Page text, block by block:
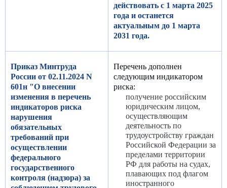
действовать с 1 марта 2025
года и останется
актуальным до 1 марта
2031 года.
Приказ Минтруда
России от 02.11.2024 N
601н "О внесении
изменения в перечень
индикаторов риска
нарушения
обязательных
требований при
осуществлении
федерального
государственного
контроля (надзора) за
Перечень дополнен
следующим индикатором
риска:
получение российским
юридическим лицом,
осуществляющим
деятельность по
трудоустройству граждан
Российской Федерации за
пределами территории
РФ для работы на судах,
плавающих под флагом
иностранного